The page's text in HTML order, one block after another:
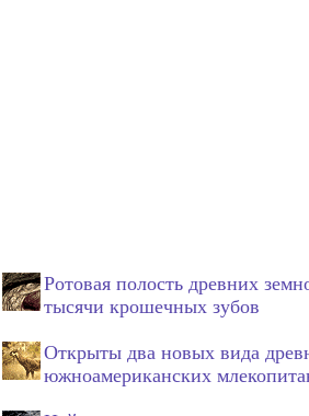
Ротовая полость древних
тысячи крошечных зубов
Открыты два новых вида
южноамериканских